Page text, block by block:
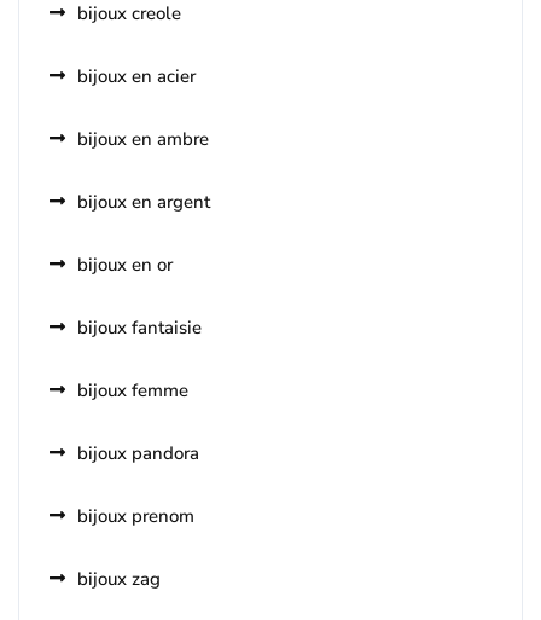
bijoux creole
bijoux en acier
bijoux en ambre
bijoux en argent
bijoux en or
bijoux fantaisie
bijoux femme
bijoux pandora
bijoux prenom
bijoux zag